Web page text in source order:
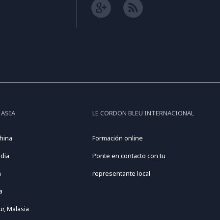
ASIA
Malasia
LE CORDON BLEU INTERNACIONAL
Formación online
Ponte en contacto con tu
representante local